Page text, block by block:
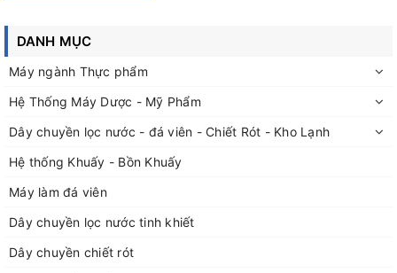
DANH MỤC
Máy ngành Thực phẩm
Hệ Thống Máy Dược - Mỹ Phẩm
Dây chuyền lọc nước - đá viên - Chiết Rót - Kho Lạnh
Hệ thống Khuấy - Bồn Khuấy
Máy làm đá viên
Dây chuyền lọc nước tinh khiết
Dây chuyền chiết rót